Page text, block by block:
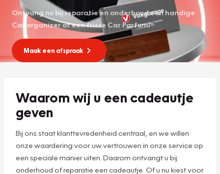
Ontvang nu bij reparatie en onderhoud een handige
Car organizer of een frisse Car Parfum!*
Maak een afspraak
Waarom wij u een cadeautje
geven
Bij ons staat klanttevredenheid centraal, en we willen
onze waardering voor uw vertrouwen in onze service op
een speciale manier uiten. Daarom ontvangt u bij
onderhoud of reparatie een cadeautje. Of u nu kiest voor